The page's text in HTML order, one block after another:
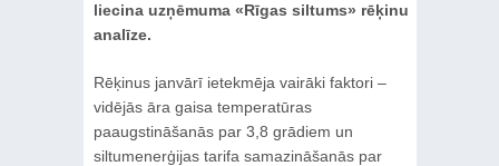
liecina uzņēmuma «Rīgas siltums» rēķinu
analīze.
Rēķinus janvārī ietekmēja vairāki faktori –
vidējās āra gaisa temperatūras
paaugstināšanās par 3,8 grādiem un
siltumenerģijas tarifa samazināšanās par